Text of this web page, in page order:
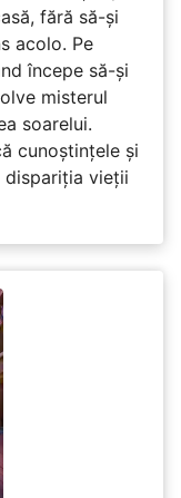
fără să-și
acolo. Pe
începe să-și
misterul
soarelui.
cunoștințele și
dispariția vieții